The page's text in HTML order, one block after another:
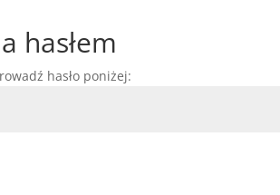
hasłem
hasło poniżej: